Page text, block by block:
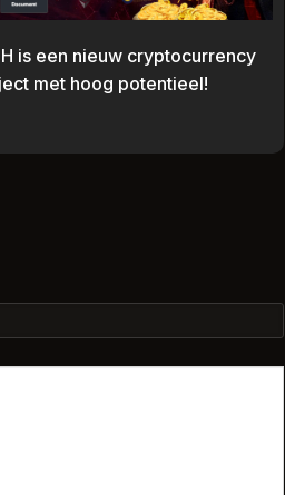
is een nieuw cryptocurrency
met hoog potentieel!